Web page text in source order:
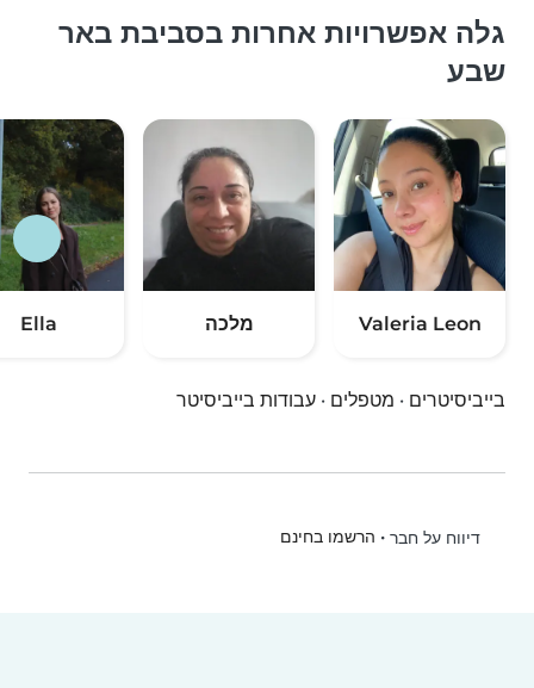
גלה אפשרויות אחרות בסביבת באר
שבע
Valeria Leon מלכה Ella
בייביסיטרים · מטפלים · עבודות בייביסיטר
דיווח על חבר • הרשמו בחינם